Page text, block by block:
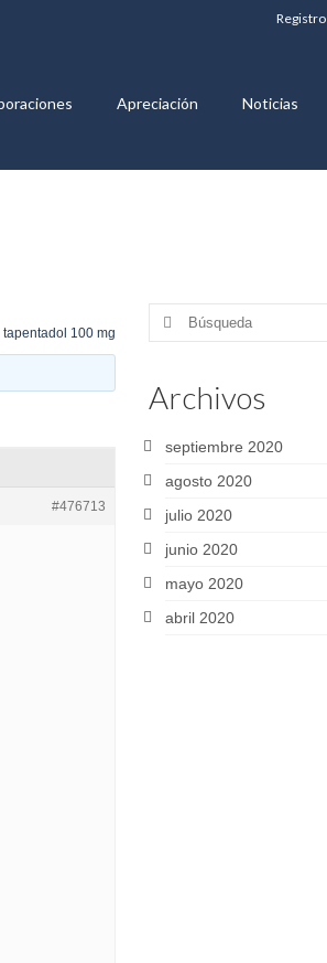
Registro
Apreciación Noticias
100 mg
#476713
Buscar
Archivos
septiembre 2020
agosto 2020
julio 2020
junio 2020
mayo 2020
abril 2020